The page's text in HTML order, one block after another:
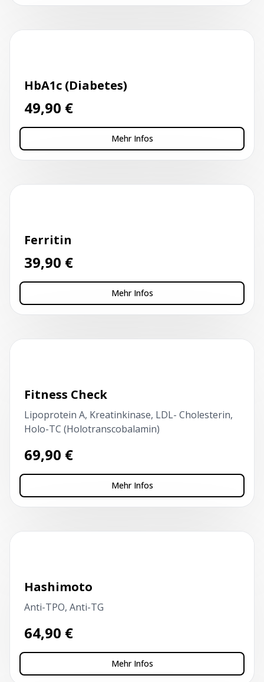
HbA1c (Diabetes)
49,90 €
Mehr Infos
Ferritin
39,90 €
Mehr Infos
Fitness Check
Lipoprotein A, Kreatinkinase, LDL- Cholesterin,
Holo-TC (Holotranscobalamin)
69,90 €
Mehr Infos
Hashimoto
Anti-TPO, Anti-TG
64,90 €
Mehr Infos